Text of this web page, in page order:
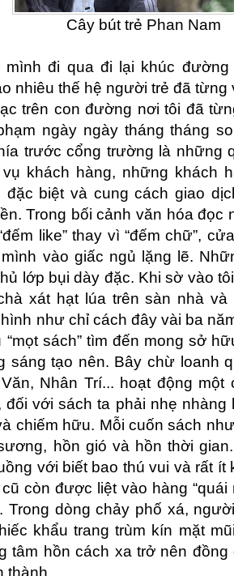
Cây bút trẻ Phan Nam
mình đi qua đi lại khúc
nhiêu thế hệ người trẻ đã từng
trên con đường nơi tôi đã
ngày ngày tháng tháng
trước cổng trường là những
khách hàng, những khách
đặc biệt và cung cách giao
Trong bối cảnh văn hóa đọc
like” thay vì “đếm chữ”,
vào giấc ngủ lặng lẽ.
lớp bụi dày đặc. Khi sờ vào
xát hạt lúa trên sàn nhà và
như chỉ cách đây vài ba
“mọt sách” tìm đến mong sở
sáng tạo nên. Bây chừ loanh
Nhân Trí... hoạt động
đối với sách ta phải nhẹ
chiếm hữu. Mỗi cuốn sách
hồn gió và hồn thời
với biết bao thú vui và rất ít
còn được liệt vào hàng “quái
Trong dòng chảy phố xá,
khẩu trang trùm kín mặt
tâm hồn cách xa trở nên